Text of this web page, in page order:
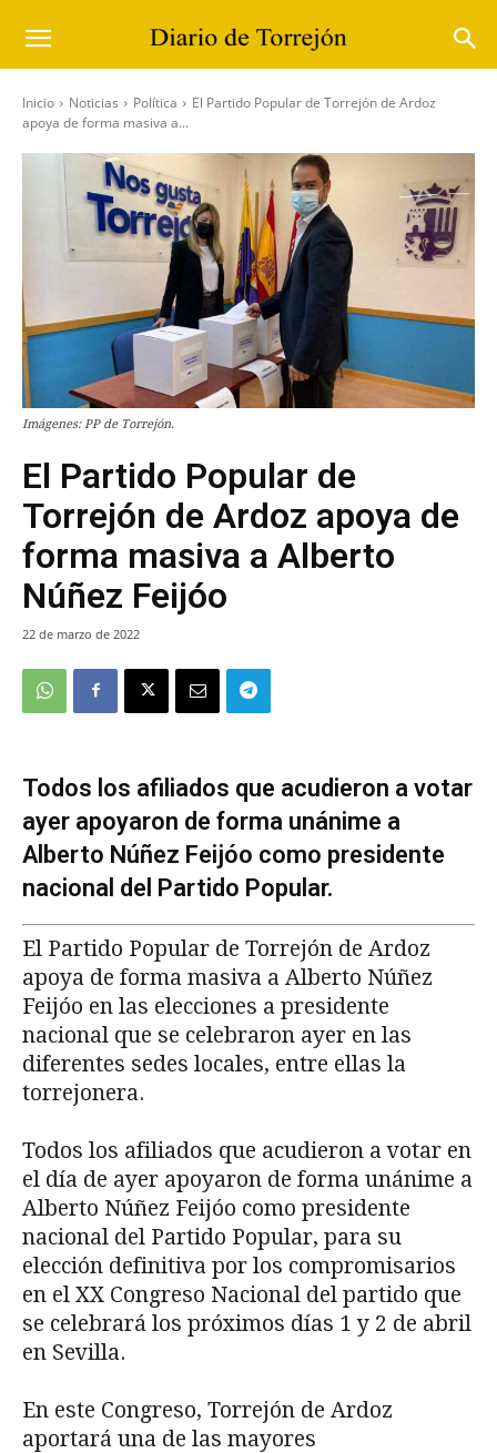
Inicio Noticias Política
El Partido Popular de Torrejón de Ardoz
apoya de forma masiva a...
Imágenes: PP de Torrejón.
El Partido Popular de
Torrejón de Ardoz apoya de
forma masiva a Alberto
Núñez Feijóo
22 de marzo de 2022
Todos los afiliados que acudieron a votar
ayer apoyaron de forma unánime a
Alberto Núñez Feijóo como presidente
nacional del Partido Popular.
El Partido Popular de Torrejón de Ardoz
apoya de forma masiva a Alberto Núñez
Feijóo en las elecciones a presidente
nacional que se celebraron ayer en las
diferentes sedes locales, entre ellas la
torrejonera.
Todos los afiliados que acudieron a votar en
el día de ayer apoyaron de forma unánime a
Alberto Núñez Feijóo como presidente
nacional del Partido Popular, para su
elección definitiva por los compromisarios
en el XX Congreso Nacional del partido que
se celebrará los próximos días 1 y 2 de abril
en Sevilla.
En este Congreso, Torrejón de Ardoz
aportará una de las mayores